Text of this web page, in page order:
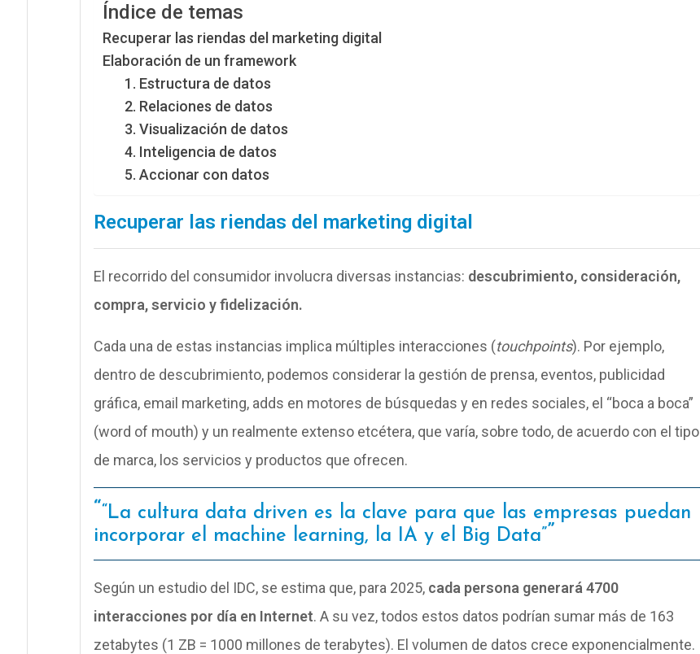
Índice de temas
Recuperar las riendas del marketing digital
Elaboración de un framework
1. Estructura de datos
2. Relaciones de datos
3. Visualización de datos
4. Inteligencia de datos
5. Accionar con datos
Recuperar las riendas del marketing digital
El recorrido del consumidor involucra diversas instancias: descubrimiento, consideración,
compra, servicio y fidelización.
Cada una de estas instancias implica múltiples interacciones (touchpoints). Por ejemplo,
dentro de descubrimiento, podemos considerar la gestión de prensa, eventos, publicidad
gráfica, email marketing, adds en motores de búsquedas y en redes sociales, el “boca a boca”
(word of mouth) y un realmente extenso etcétera, que varía, sobre todo, de acuerdo con el tipo
de marca, los servicios y productos que ofrecen.
“La cultura data driven es la clave para que las empresas puedan
incorporar el machine learning, la IA y el Big Data”
Según un estudio del IDC, se estima que, para 2025, cada persona generará 4700
interacciones por día en Internet. A su vez, todos estos datos podrían sumar más de 163
zetabytes (1 ZB = 1000 millones de terabytes). El volumen de datos crece exponencialmente.